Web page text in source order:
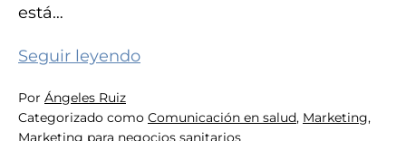
está…
Seguir leyendoIdeas
enfocar
Por Ángeles Ruiz
Categorizado como Comunicación en salud, Marketing,